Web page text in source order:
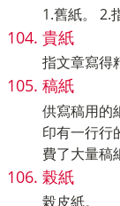
1.舊紙。 2.
貴紙
指文章寫得
稿紙
供寫稿用的
印有一行行
費了大量稿
榖紙
榖皮紙。